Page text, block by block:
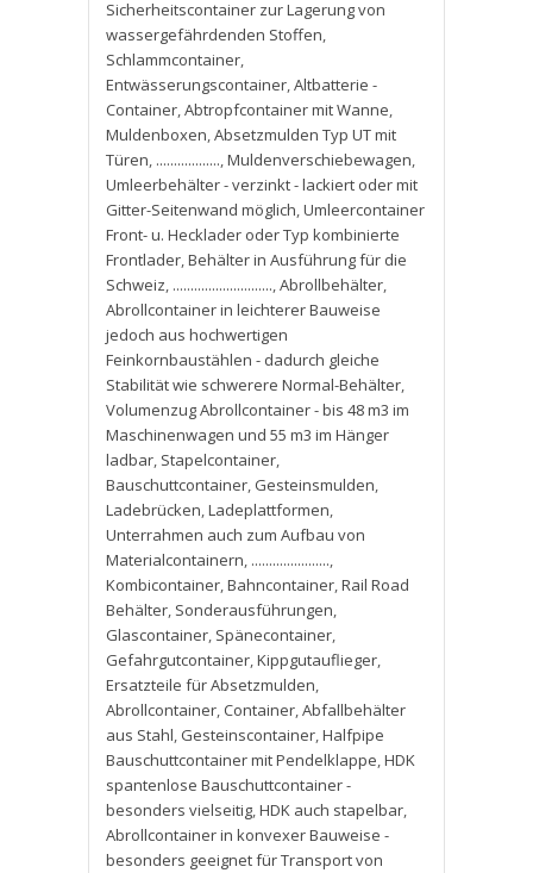
Sicherheitscontainer zur Lagerung von
wassergefährdenden Stoffen,
Schlammcontainer,
Entwässerungscontainer,Altbatterie -
Container,Abtropfcontainer mit Wanne,
Muldenboxen,Absetzmulden Typ UT mit
Türen, ..................,Muldenverschiebewagen,
Umleerbehälter - verzinkt - lackiert oder mit
Gitter-Seitenwand möglich,Umleercontainer
Front- u. Hecklader oder Typ kombinierte
Frontlader,Behälter in Ausführung für die
Schweiz, ............................,Abrollbehälter,
Abrollcontainer in leichterer Bauweise
jedoch aus hochwertigen
Feinkornbaustählen - dadurch gleiche
Stabilität wie schwerere Normal-Behälter,
Volumenzug Abrollcontainer - bis 48 m3 im
Maschinenwagen und 55 m3 im Hänger
ladbar, Stapelcontainer,
Bauschuttcontainer, Gesteinsmulden,
Ladebrücken,Ladeplattformen,
Unterrahmen auch zum Aufbau von
Materialcontainern, ......................,
Kombicontainer,Bahncontainer,Rail Road
Behälter, Sonderausführungen,
Glascontainer, Spänecontainer,
Gefahrgutcontainer,Kippgutauflieger,
Ersatzteile für Absetzmulden,
Abrollcontainer, Container,Abfallbehälter
aus Stahl, Gesteinscontainer,Halfpipe
Bauschuttcontainer mit Pendelklappe,HDK
spantenlose Bauschuttcontainer -
besonders vielseitig,HDK auch stapelbar,
Abrollcontainer in konvexer Bauweise -
besonders geeignet für Transport von